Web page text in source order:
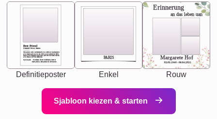
Best Friend
[<NAME>] Noun, feminie
Synonyms: Soulmate, closet confidante, sister at
heart person, life partner in adventure.
The person who understands you without explanation
you accepts just as you are. She's your partner in life's,
chaos your biggest supporter, and the one with whom
you share your best memories.
Definitieposter
PARIS
Enkel
Erinnerung
an das leben uan
Margarete Hof
02.05.1940 - 08.04.2021
Rouw
Sjabloon kiezen & starten